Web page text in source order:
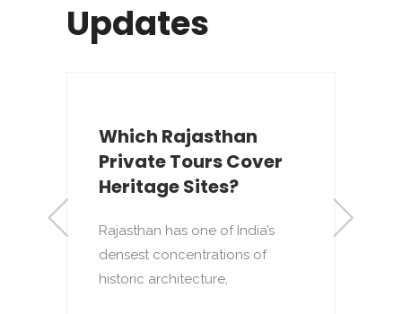
Updates
Which Rajasthan
Private Tours Cover
Heritage Sites?
Rajasthan has one of India’s
densest concentrations of
historic architecture,